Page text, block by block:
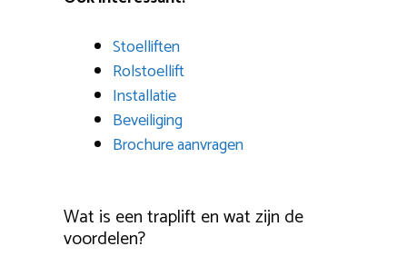
Stoelliften
Rolstoellift
Installatie
Beveiliging
Brochure aanvragen
Wat is een traplift en wat zijn de
voordelen?